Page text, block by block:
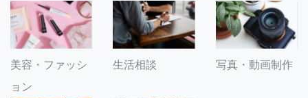
美容・ファッシ
ョン
生活相談 写真・動画制作